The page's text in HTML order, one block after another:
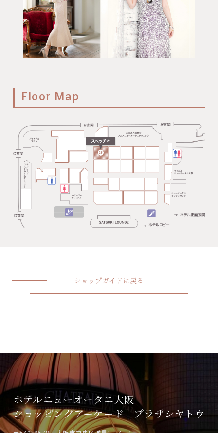
Floor Map
ショップガイドに戻る
ホテルニューオータニ大阪
ショッピングアーケード プラザシヤトウ